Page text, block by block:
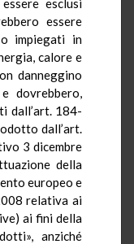
esclusi
essere
impiegati in
calore e
danneggino
dovrebbero,
dall’art. 184-
dall’art.
3 dicembre
della
europeo e
relativa ai
ai fini della
anziché